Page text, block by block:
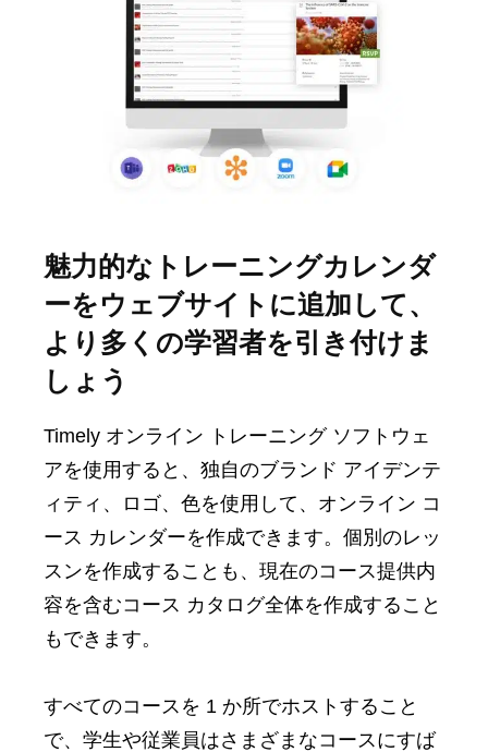
魅力的なトレーニングカレンダ
ーをウェブサイトに追加して、
より多くの学習者を引き付けま
しょう
Timely オンライン トレーニング ソフトウェ
アを使用すると、独自のブランド アイデンテ
ィティ、ロゴ、色を使用して、オンライン コ
ース カレンダーを作成できます。個別のレッ
スンを作成することも、現在のコース提供内
容を含むコース カタログ全体を作成すること
もできます。
すべてのコースを 1 か所でホストすること
で、学生や従業員はさまざまなコースにすば